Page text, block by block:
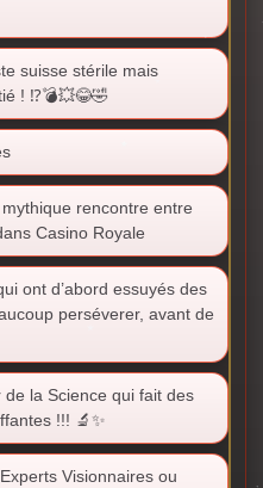
suisse stérile mais
! ⁉️💣💥😂🤣
rencontre entre
Casino Royale
ont d’abord essuyés des
perséverer, avant de
la Science qui fait des
!!! 🔬✨
Visionnaires ou